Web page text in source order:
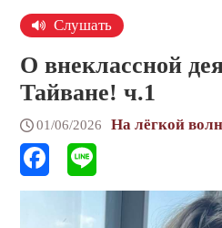
Слушать
О внеклассной
Тайване! ч.1
01/06/2026 На лёгкой